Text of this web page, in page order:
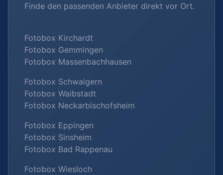
Finde den passenden Anbieter direkt vor Ort.
Fotobox Kirchardt
Fotobox Gemmingen
Fotobox Massenbachhausen
Fotobox Schwaigern
Fotobox Waibstadt
Fotobox Neckarbischofsheim
Fotobox Eppingen
Fotobox Sinsheim
Fotobox Bad Rappenau
Fotobox Wiesloch